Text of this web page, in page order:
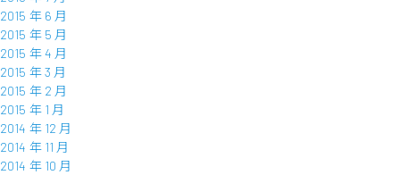
2015 年 6 月
2015 年 5 月
2015 年 4 月
2015 年 3 月
2015 年 2 月
2015 年 1 月
2014 年 12 月
2014 年 11 月
2014 年 10 月